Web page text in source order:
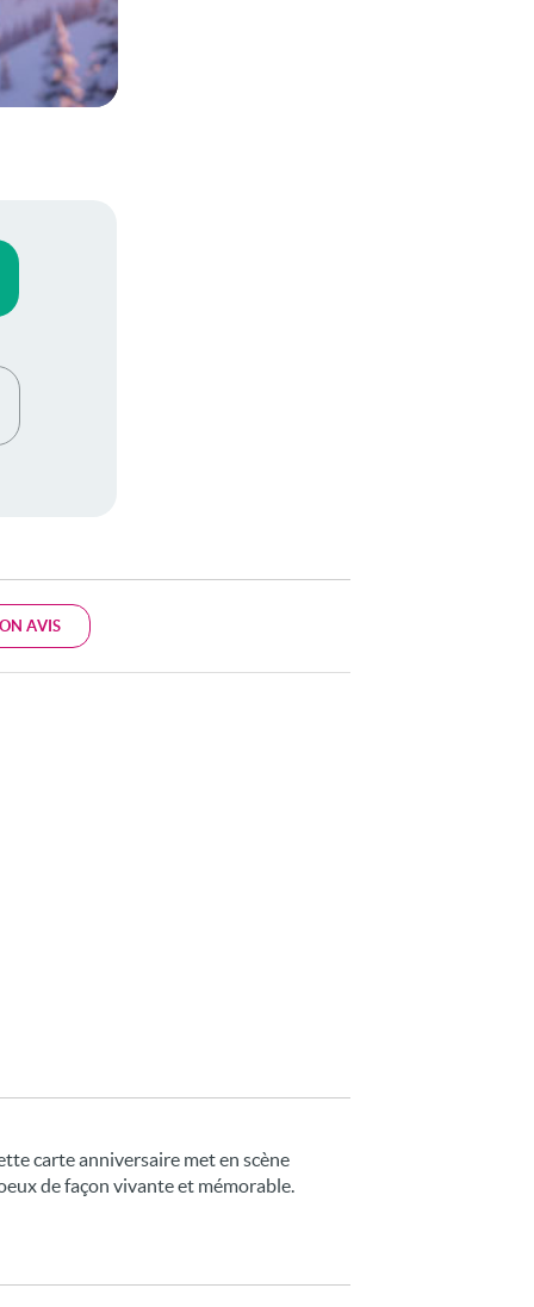
AVIS
carte anniversaire met en scène
de façon vivante et mémorable.